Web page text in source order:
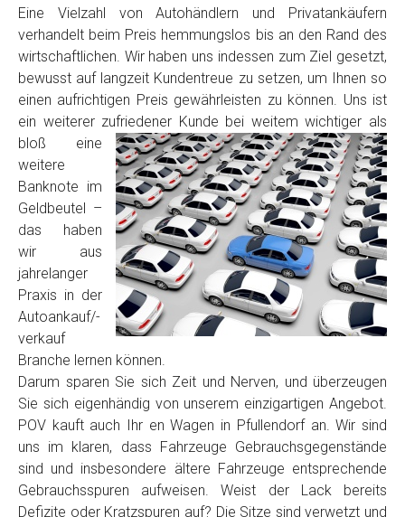
Kontaktformular
Marke*
Model*
Baujahr
Getriebe
Bekannte Schäden
Preisvorstellung
Name*
Eine Vielzahl von Autohändlern und Privatankäufern
verhandelt beim Preis hemmungslos bis an den Rand des
wirtschaftlichen. Wir haben uns indessen zum Ziel gesetzt,
bewusst auf langzeit Kundentreue zu setzen, um Ihnen so
einen aufrichtigen Preis gewährleisten zu können. Uns ist
ein weiterer zufriedener Kunde bei weitem wichtiger als
bloß eine
weitere
Banknote im
Geldbeutel –
das haben
wir aus
jahrelanger
Praxis in der
Autoankauf/-
verkauf
Branche lernen können.
Darum sparen Sie sich Zeit und Nerven, und überzeugen
Sie sich eigenhändig von unserem einzigartigen Angebot.
POV kauft auch Ihr en Wagen in Pfullendorf an. Wir sind
uns im klaren, dass Fahrzeuge Gebrauchsgegenstände
sind und insbesondere ältere Fahrzeuge entsprechende
Gebrauchsspuren aufweisen. Weist der Lack bereits
Defizite oder Kratzspuren auf? Die Sitze sind verwetzt und